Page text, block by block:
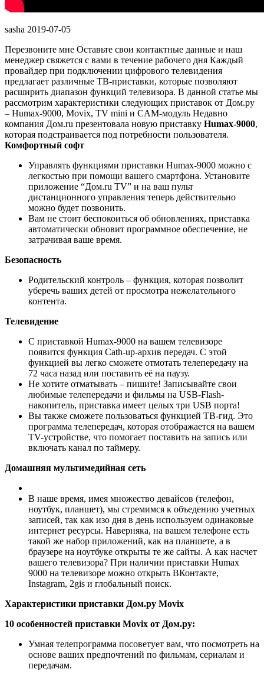
sasha 2019-07-05
Перезвоните мне Оставьте свои контактные данные и наш
менеджер свяжется с вами в течение рабочего дня Каждый
провайдер при подключении цифрового телевидения
предлагает различные ТВ-приставки, которые позволяют
расширить диапазон функций телевизора. В данной статье мы
рассмотрим характеристики следующих приставок от Дом.ру
– Humax-9000, Movix, TV mini и CAM-модуль Недавно
компания Дом.ru презентовала новую приставку Humax-9000,
которая подстраивается под потребности пользователя.
Комфортный софт
Управлять функциями приставки Humax-9000 можно с
легкостью при помощи вашего смартфона. Установите
приложение “Дом.ru TV” и на ваш пульт
дистанционного управления теперь действительно
можно будет позвонить.
Вам не стоит беспокоиться об обновлениях, приставка
автоматически обновит программное обеспечение, не
затрачивая ваше время.
Безопасность
Родительский контроль – функция, которая позволит
уберечь ваших детей от просмотра нежелательного
контента.
Телевидение
С приставкой Humax-9000 на вашем телевизоре
появится функция Cath-up-архив передач. С этой
функцией вы легко сможете отмотать телепередачу на
72 часа назад или поставить её на паузу.
Не хотите отматывать – пишите! Записывайте свои
любимые телепередачи и фильмы на USB-Flash-
накопитель, приставка имеет целых три USB порта!
Вы также сможете пользоваться функцией ТВ-гид. Это
программа телепередач, которая отображается на вашем
TV-устройстве, что помогает поставить на запись или
включать канал по таймеру.
Домашняя мультимедийная сеть
В наше время, имея множество девайсов (телефон,
ноутбук, планшет), мы стремимся к объедению учетных
записей, так как изо дня в день используем одинаковые
интернет ресурсы. Наверняка, на вашем телефоне есть
такой же набор приложений, как на планшете, а в
браузере на ноутбуке открыты те же сайты. А как насчет
вашего телевизора? При наличии приставки Humax
9000 на телевизоре можно открыть ВКонтакте,
Instagram, 2gis и глобальный поиск.
Характеристики приставки Дом.ру Movix
10 особенностей приставки Movix от Дом.ру:
Умная телепрограмма посоветует вам, что посмотреть на
основе ваших предпочтений по фильмам, сериалам и
передачам.